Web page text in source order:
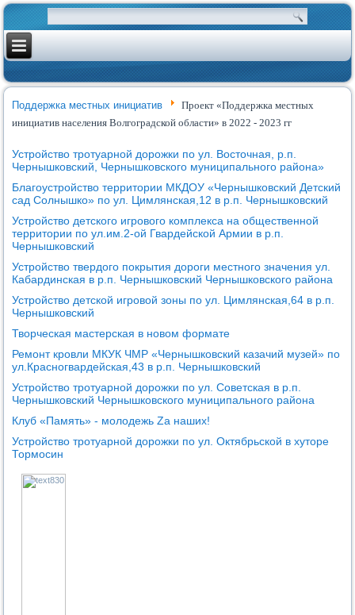
Поддержка местных инициатив
Проект «Поддержка местных
инициатив населения Волгоградской области» в 2022 - 2023 гг
Устройство тротуарной дорожки по ул. Восточная, р.п.
Чернышковский, Чернышковского муниципального района»
Благоустройство территории МКДОУ «Чернышковский Детский
сад Солнышко» по ул. Цимлянская,12 в р.п. Чернышковский
Устройство детского игрового комплекса на общественной
территории по ул.им.2-ой Гвардейской Армии в р.п.
Чернышковский
Устройство твердого покрытия дороги местного значения ул.
Кабардинская в р.п. Чернышковский Чернышковского района
Устройство детской игровой зоны по ул. Цимлянская,64 в р.п.
Чернышковский
Творческая мастерская в новом формате
Ремонт кровли МКУК ЧМР «Чернышковский казачий музей» по
ул.Красногвардейская,43 в р.п. Чернышковский
Устройство тротуарной дорожки по ул. Советская в р.п.
Чернышковский Чернышковского муниципального района
Клуб «Память» - молодежь Za наших!
Устройство тротуарной дорожки по ул. Октябрьской в хуторе
Тормосин